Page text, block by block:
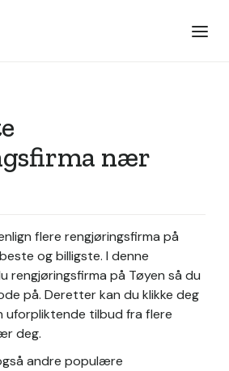
nær
flere rengjøringsfirma på
og billigste. I denne
rengjøringsfirma på Tøyen så du
på. Deretter kan du klikke deg
uforpliktende tilbud fra flere
deg.
andre populære